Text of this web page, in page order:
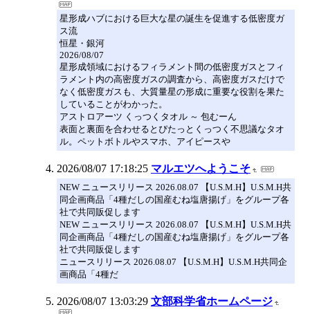
星形成ハブにおける巨大な星の誕生を促進する低密度ガ
ス流
恒星・銀河
2026/08/07
星形成領域におけるフィラメント間の低密度ガスとフィ
ラメント内の高密度ガスの調査から、高密度ガスだけで
なく低密度ガスも、大質量星の形成に重要な役割を果た
していることがわかった。
アストロアーツ くっつくタオル ～ 包むーん
表面と裏面を合わせるとぴたっとくっつく不思議なタオ
ル。ペットボトルやスマホ、アイピースや
2026/08/07 17:18:25 マルエツへようこそ
NEW ニュースリリース 2026.08.07 【U.S.M.H】U.S.M.H共
同企画商品「4種だしの国産むね塩唐揚げ」をグループ各
社で共同販促します
NEW ニュースリリース 2026.08.07 【U.S.M.H】U.S.M.H共
同企画商品「4種だしの国産むね塩唐揚げ」をグループ各
社で共同販促します
ニュースリリース 2026.08.07 【U.S.M.H】U.S.M.H共同企
画商品「4種だ
2026/08/07 13:03:29 文部科学省ホームページ